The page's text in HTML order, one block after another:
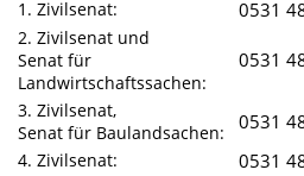
1. Zivilsenat: 0531
2. Zivilsenat und
Senat für
Landwirtschaftssachen:
0531
3. Zivilsenat,
Senat für Baulandsachen:
0531
4. Zivilsenat: 0531